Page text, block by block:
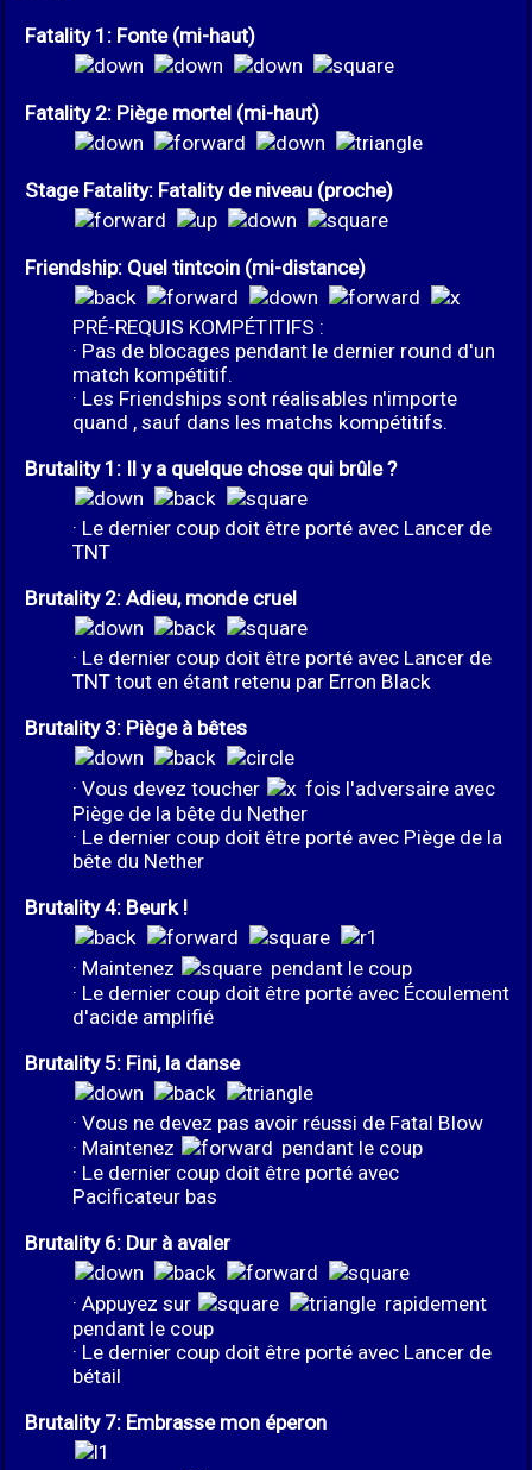
Fatality 1: Fonte (mi-haut)
Fatality 2: Piège mortel (mi-haut)
Stage Fatality: Fatality de niveau (proche)
Friendship: Quel tintcoin (mi-distance)
PRÉ-REQUIS KOMPÉTITIFS :
· Pas de blocages pendant le dernier round d'un
match kompétitif.
· Les Friendships sont réalisables n'importe
quand , sauf dans les matchs kompétitifs.
Brutality 1: Il y a quelque chose qui brûle ?
· Le dernier coup doit être porté avec Lancer de
TNT
Brutality 2: Adieu, monde cruel
· Le dernier coup doit être porté avec Lancer de
TNT tout en étant retenu par Erron Black
Brutality 3: Piège à bêtes
· Vous devez toucher
fois l'adversaire avec
Piège de la bête du Nether
· Le dernier coup doit être porté avec Piège de la
bête du Nether
Brutality 4: Beurk !
· Maintenez
pendant le coup
· Le dernier coup doit être porté avec Écoulement
d'acide amplifié
Brutality 5: Fini, la danse
· Vous ne devez pas avoir réussi de Fatal Blow
· Maintenez
pendant le coup
· Le dernier coup doit être porté avec
Pacificateur bas
Brutality 6: Dur à avaler
· Appuyez sur
rapidement
pendant le coup
· Le dernier coup doit être porté avec Lancer de
bétail
Brutality 7: Embrasse mon éperon